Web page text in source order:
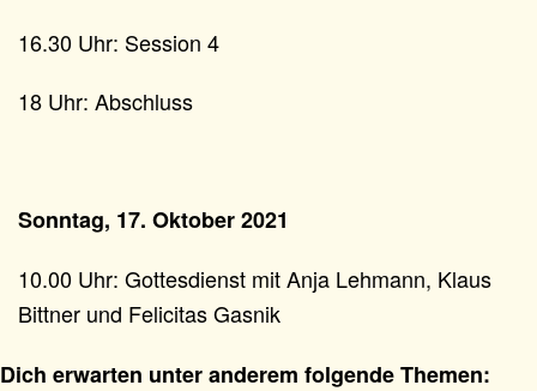
16.30 Uhr: Session 4
18 Uhr: Abschluss
Sonntag, 17. Oktober 2021
10.00 Uhr: Gottesdienst mit Anja Lehmann, Klaus
Bittner und Felicitas Gasnik
Dich erwarten unter anderem folgende Themen: